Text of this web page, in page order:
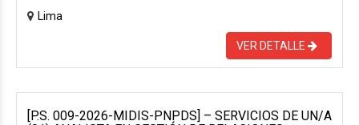
Lima
VER DETALLE
[P.S. 009-2026-MIDIS-PNPDS] – SERVICIOS DE UN/A